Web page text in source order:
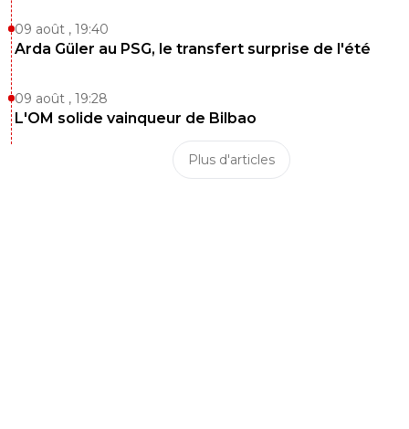
09 août , 19:40
Arda Güler au PSG, le transfert surprise de l'été
09 août , 19:28
L'OM solide vainqueur de Bilbao
Plus d'articles